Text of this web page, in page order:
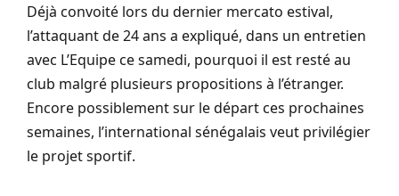
Déjà convoité lors du dernier mercato estival,
l’attaquant de 24 ans a expliqué, dans un entretien
avec L’Equipe ce samedi, pourquoi il est resté au
club malgré plusieurs propositions à l’étranger.
Encore possiblement sur le départ ces prochaines
semaines, l’international sénégalais veut privilégier
le projet sportif.